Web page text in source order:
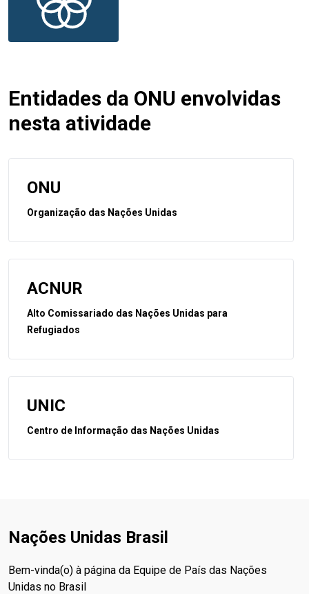
Entidades da ONU envolvidas
nesta atividade
ONU
Organização das Nações Unidas
ACNUR
Alto Comissariado das Nações Unidas para
Refugiados
UNIC
Centro de Informação das Nações Unidas
Nações Unidas Brasil
Bem-vinda(o) à página da Equipe de País das Nações
Unidas no Brasil